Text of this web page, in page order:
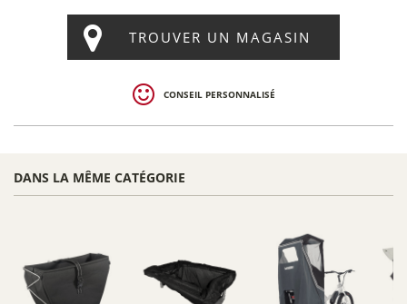
TROUVER UN MAGASIN
CONSEIL PERSONNALISÉ
DANS LA MÊME CATÉGORIE